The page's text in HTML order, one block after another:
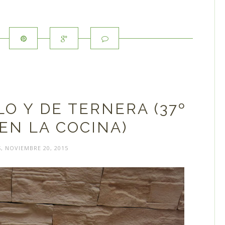
Y DE TERNERA (37º
LA COCINA)
NOVIEMBRE 20, 2015